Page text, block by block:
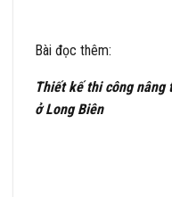
Bài đọc thêm:
Thiết kế thi công nâng
ở Long Biên